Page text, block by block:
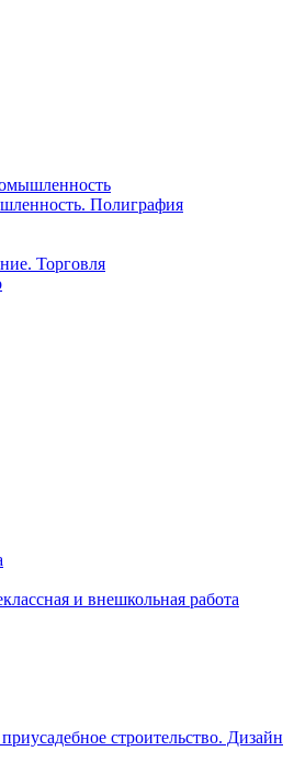
Полиграфия
Торговля
и внешкольная работа
строительство. Дизайн